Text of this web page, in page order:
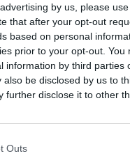
by us, please
that after your opt-out
based on personal
prior to your opt-out.
by third parties
be disclosed by us to
further disclose it to other
Outs
συγκεκριμένων
με ονομασία
ΑΜΒΡΟΣΙΑ
ΒΟΥΝΟΥ